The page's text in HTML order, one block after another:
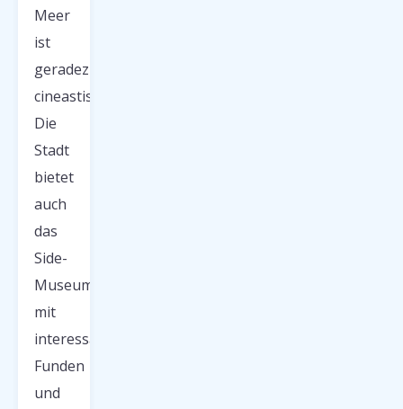
Meer
ist
geradezu
cineastisch.
Die
Stadt
bietet
auch
das
Side-
Museum
mit
interessanten
Funden
und